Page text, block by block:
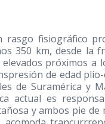
fisiográfico
350 km, desde la
próximos a
de edad
de Suramérica y
actual es
y ambos pie de